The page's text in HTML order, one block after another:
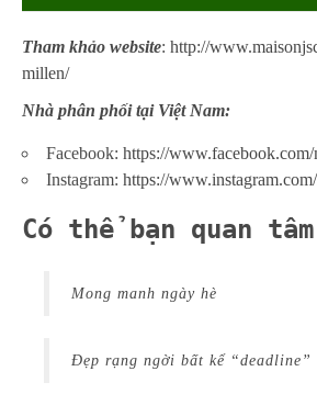
Tham khảo website: http://
millen/
Nhà phân phối tại Việt Nam:
Facebook: https://www.facebook.com/
Instagram: https://
Có thể bạn quan
Mong manh ngày hè
Đẹp rạng ngời bất kể “deadline”